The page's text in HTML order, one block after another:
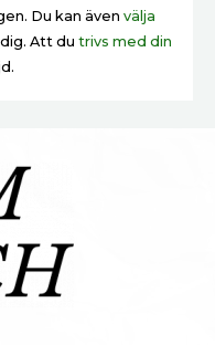
Du kan även välja
Att du trivs med din